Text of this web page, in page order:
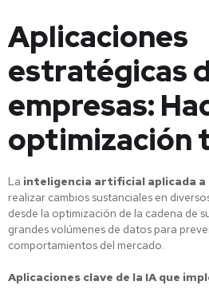
Aplicaciones
estratégicas
empresas:
optimización
La inteligencia artificial aplicada a
realizar cambios sustanciales en
desde la optimización de la cadena de
grandes volúmenes de datos para
comportamientos del mercado.
Aplicaciones clave de la IA que